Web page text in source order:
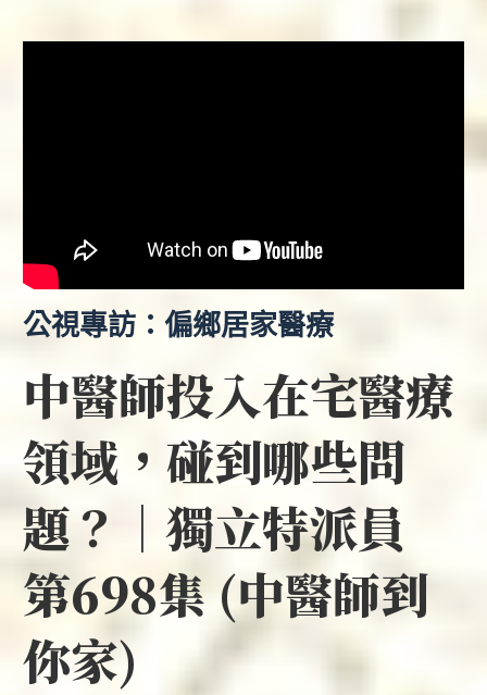
公視專訪：偏鄉居家醫療
中醫師投入在宅醫療
領域，碰到哪些問
題？｜獨立特派員
第698集 (中醫師到
你家)